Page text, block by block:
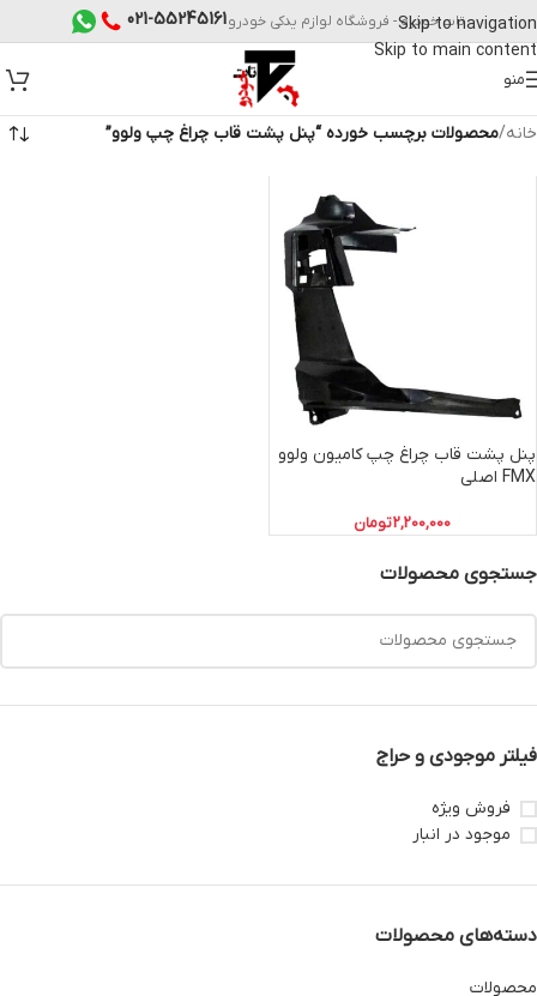
Skip to navigation
Skip to main content
تات خودرو - فروشگاه لوازم یدکی خودرو021-55245161
منو
جستجوی محصولات
فیلتر موجودی و حراج
فروش ویژه
موجود در انبار
دسته‌های محصولات
محصولات
خانه/محصولات برچسب خورده “پنل پشت قاب چراغ چپ ولوو”
پنل پشت قاب چراغ چپ کامیون ولوو
FMX اصلی
2,200,000تومان